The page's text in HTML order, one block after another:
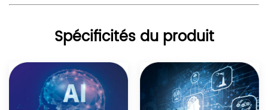
Spécificités du produit